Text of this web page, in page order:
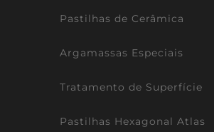
Pastilhas de Cerâmica
Argamassas Especiais
Tratamento de Superfície
Pastilhas Hexagonal Atlas